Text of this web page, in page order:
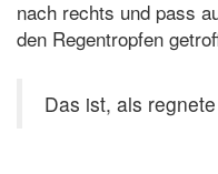
nach rechts und pass
den Regentropfen
Das ist, als